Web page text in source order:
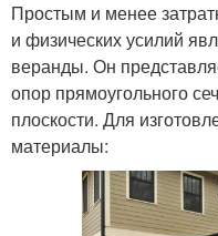
Простым и менее
и физических усилий
веранды. Он
опор прямоугольного
плоскости. Для
материалы: